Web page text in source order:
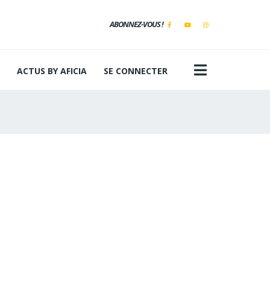
ABONNEZ-VOUS !
ACTUS BY AFICIA SE CONNECTER